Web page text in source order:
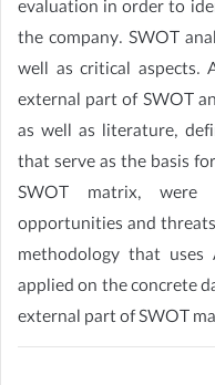
evaluation in order to
the company. SWOT
well as critical
external part of SWOT
as well as literature,
that serve as the basis
SWOT matrix,
opportunities and
methodology that uses
applied on the concrete
external part of SWOT